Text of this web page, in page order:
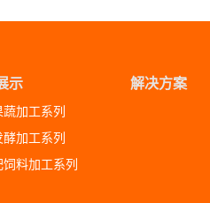
示
加工系列
加工系列
料加工系列
解决方案